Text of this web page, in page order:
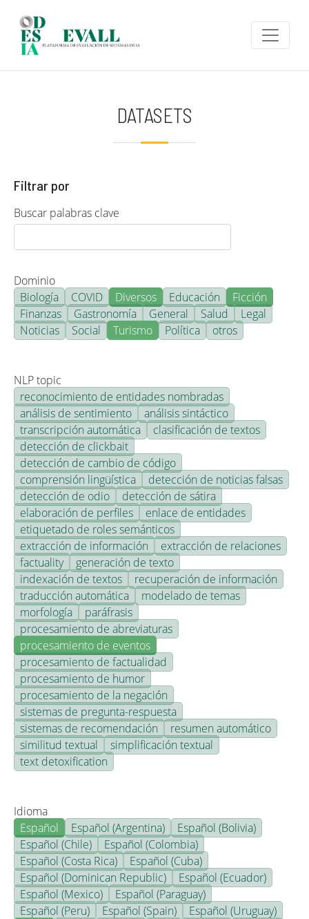
DATASETS
Filtrar por
Buscar palabras clave
Dominio
Biología
COVID Diversos Educación
Ficción
Finanzas
Gastronomía General Salud
Legal
Noticias
Social Turismo Política otros
NLP topic
reconocimiento de entidades nombradas
análisis de sentimiento
análisis sintáctico
transcripción automática
clasificación de textos
detección de clickbait
detección de cambio de código
comprensión lingüística
detección de noticias falsas
detección de odio
detección de sátira
elaboración de perfiles
enlace de entidades
etiquetado de roles semánticos
extracción de información
extracción de relaciones
factuality
generación de texto
indexación de textos
recuperación de información
traducción automática
modelado de temas
morfología
paráfrasis
procesamiento de abreviaturas
procesamiento de eventos
procesamiento de factualidad
procesamiento de humor
procesamiento de la negación
sistemas de pregunta-respuesta
sistemas de recomendación
resumen automático
similitud textual
simplificación textual
text detoxification
Idioma
Español
Español (Argentina)
Español (Bolivia)
Español (Chile)
Español (Colombia)
Español (Costa Rica)
Español (Cuba)
Español (Dominican Republic)
Español (Ecuador)
Español (Mexico)
Español (Paraguay)
Español (Peru)
Español (Spain)
Español (Uruguay)